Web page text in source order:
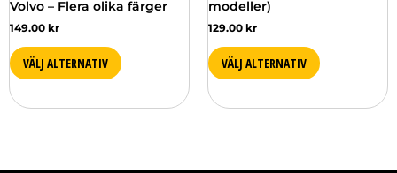
Volvo – Flera olika färger
149.00 kr
VÄLJ ALTERNATIV
modeller)
129.00 kr
VÄLJ ALTERNATIV